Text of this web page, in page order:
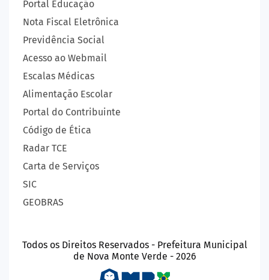
Portal Educação
Nota Fiscal Eletrônica
Previdência Social
Acesso ao Webmail
Escalas Médicas
Alimentação Escolar
Portal do Contribuinte
Código de Ética
Radar TCE
Carta de Serviços
SIC
GEOBRAS
Todos os Direitos Reservados - Prefeitura Municipal
de Nova Monte Verde - 2026